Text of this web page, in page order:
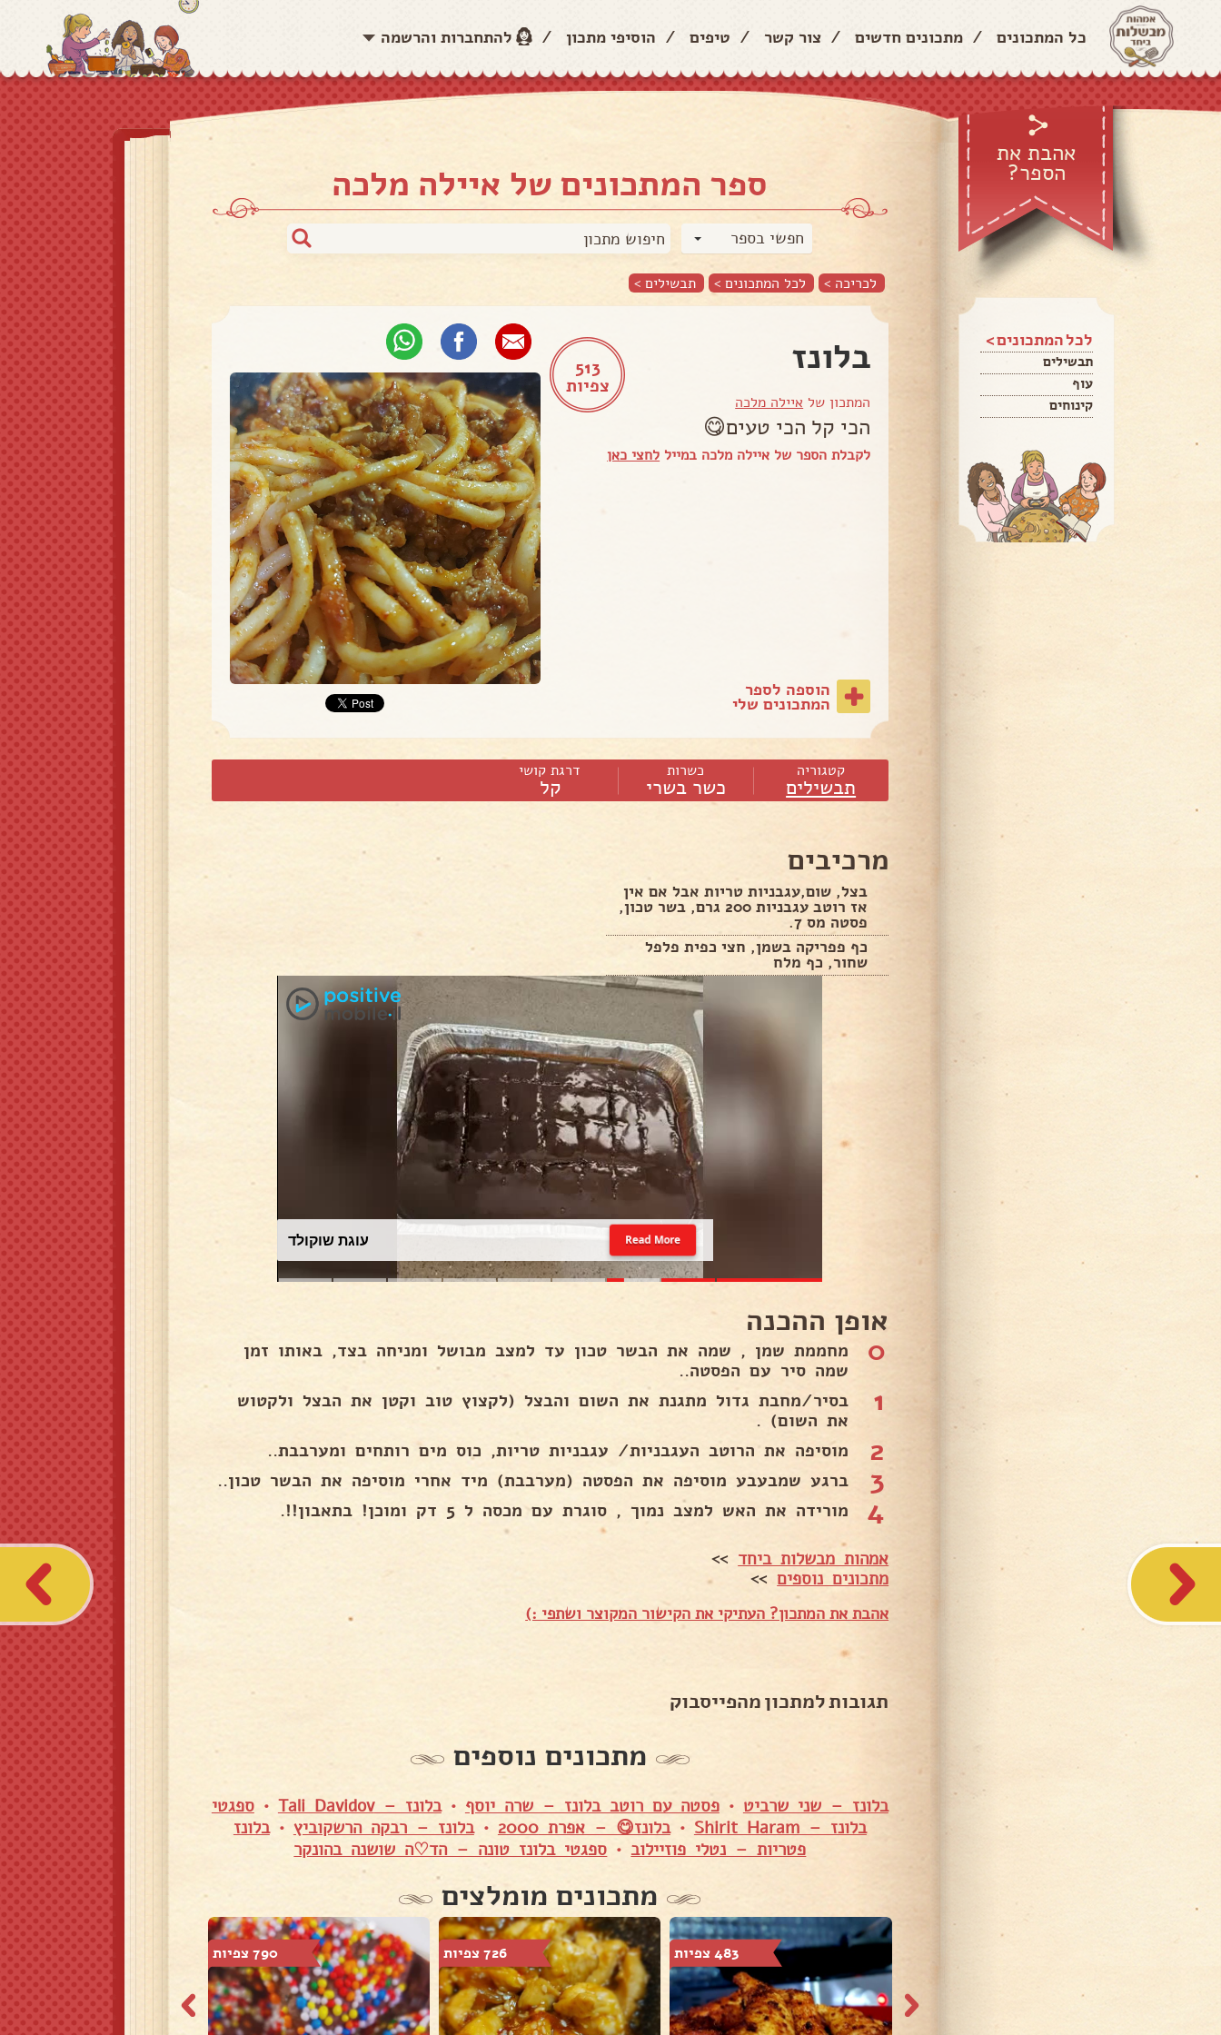
כל המתכונים / מתכונים חדשים / צור קשר / טיפים / הוסיפי מתכון / להתחברות והרשמה
אהבת את
הספר?
לכל המתכונים >
תבשילים
עוף
קינוחים
ספר המתכונים של איילה מלכה
חפשי בספר
לכריכה > לכל המתכונים > תבשילים >
513
צפיות
בלונז
המתכון של איילה מלכה
הכי קל הכי טעים😋
לקבלת הספר של איילה מלכה במייל לחצי כאן
הוספה לספר
המתכונים שלי
קטגוריה
תבשילים
כשרות
כשר בשרי
דרגת קושי
קל
מרכיבים
בצל, שום,עגבניות טריות אבל אם אין
אז רוטב עגבניות 200 גרם, בשר טכון,
פסטה מס 7.
כף פפריקה בשמן, חצי כפית פלפל
שחור, כף מלח
עוגת שוקולד Read More
אופן ההכנה
0
מחממת שמן , שמה את הבשר טכון עד למצב מבושל ומניחה בצד, באותו זמן
שמה סיר עם הפסטה..
1
בסיר/מחבת גדול מתגנת את השום והבצל (לקצוץ טוב וקטן את הבצל ולקטוש
את השום) .
2 מוסיפה את הרוטב העגבניות/ עגבניות טריות, כוס מים רותחים ומערבבת..
3 ברגע שמבעבע מוסיפה את הפסטה (מערבבת) מיד אחרי מוסיפה את הבשר טכון..
4 מורידה את האש למצב נמוך , סוגרת עם מכסה ל 5 דק ומוכן! בתאבון!!.
אמהות מבשלות ביחד >>
מתכונים נוספים>>
אהבת את המתכון? העתיקי את הקישור המקוצר ושתפי :)
תגובות למתכון מהפייסבוק
מתכונים נוספים
בלונז – שני שרביט •פסטה עם רוטב בלונז – שרה יוסף •בלונז – Tali Davidov •ספגטי
בלונז – Shirit Haram
•בלונז😋 – אפרת 2000 •בלונז – רבקה הרשקוביץ •בלונז
פטריות – נטלי פוזיילוב • ספגטי בלונז טונה – הד♡ה שושנה בהונקר
מתכונים מומלצים
483 צפיות 726 צפיות 790 צפיות